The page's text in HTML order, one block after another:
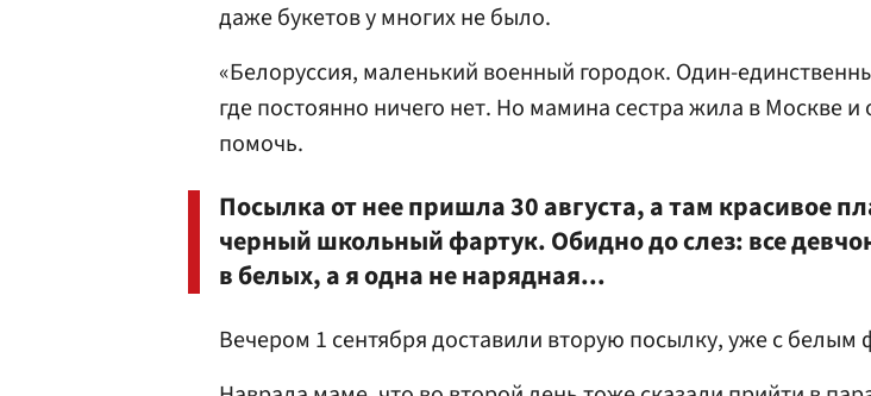
даже букетов у многих не было.
«Белоруссия, маленький военный городок. Один-
где постоянно ничего нет. Но мамина сестра жила в Москве
помочь.
Посылка от нее пришла 30 августа, а там красивое
черный школьный фартук. Обидно до слез: все
в белых, а я одна не нарядная...
Вечером 1 сентября доставили вторую посылку, уже с белым